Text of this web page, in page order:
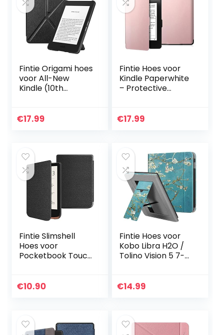
Fintie Origami hoes
voor All-New
Kindle (10th
Stand Cover
€17.99
Fintie Hoes voor
Kindle Paperwhite
– Protective
Case voor All
€17.99
Fintie Slimshell
Hoes voor
Pocketbook Touch
Reader – Premium
€10.90
Fintie Hoes voor
Kobo Libra H2O /
Tolino Vision 5 7-
Leather Stand
€14.99